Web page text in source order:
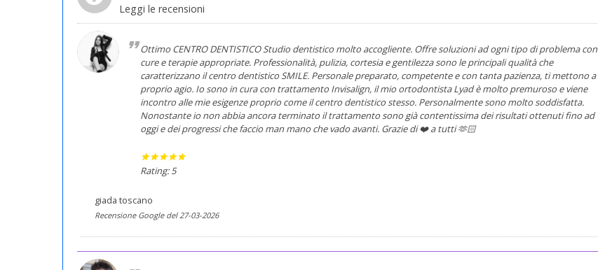
Leggi le recensioni
Ottimo CENTRO DENTISTICO Studio dentistico molto accogliente. Offre soluzioni ad ogni tipo di problema con
cure e terapie appropriate. Professionalità, pulizia, cortesia e gentilezza sono le principali qualità che
caratterizzano il centro dentistico SMILE. Personale preparato, competente e con tanta pazienza, ti mettono a
proprio agio. Io sono in cura con trattamento Invisalign, il mio ortodontista Lyad è molto premuroso e viene
incontro alle mie esigenze proprio come il centro dentistico stesso. Personalmente sono molto soddisfatta.
Nonostante io non abbia ancora terminato il trattamento sono già contentissima dei risultati ottenuti fino ad
oggi e dei progressi che faccio man mano che vado avanti. Grazie di ❤️ a tutti 🫶🏻
Rating: 5
giada toscano
Recensione Google del 27-03-2026